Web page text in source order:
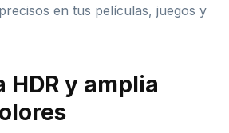
en tus películas, juegos y
HDR y amplia